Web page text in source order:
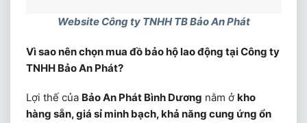
Website Công ty TNHH TB Bảo An Phát
Vì sao nên chọn mua đồ bảo hộ lao động tại Công ty
TNHH Bảo An Phát?
Lợi thế của Bảo An Phát Bình Dương nằm ở kho
hàng sẵn, giá sỉ minh bạch, khả năng cung ứng ổn